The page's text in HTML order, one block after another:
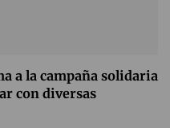
a la campaña solidaria
con diversas